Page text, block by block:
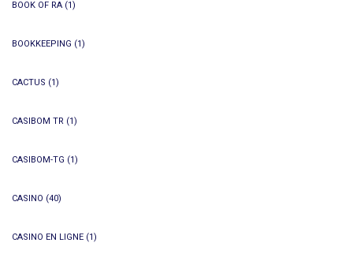
BOOK OF RA (1)
BOOKKEEPING (1)
CACTUS (1)
CASIBOM TR (1)
CASIBOM-TG (1)
CASINO (40)
CASINO EN LIGNE (1)